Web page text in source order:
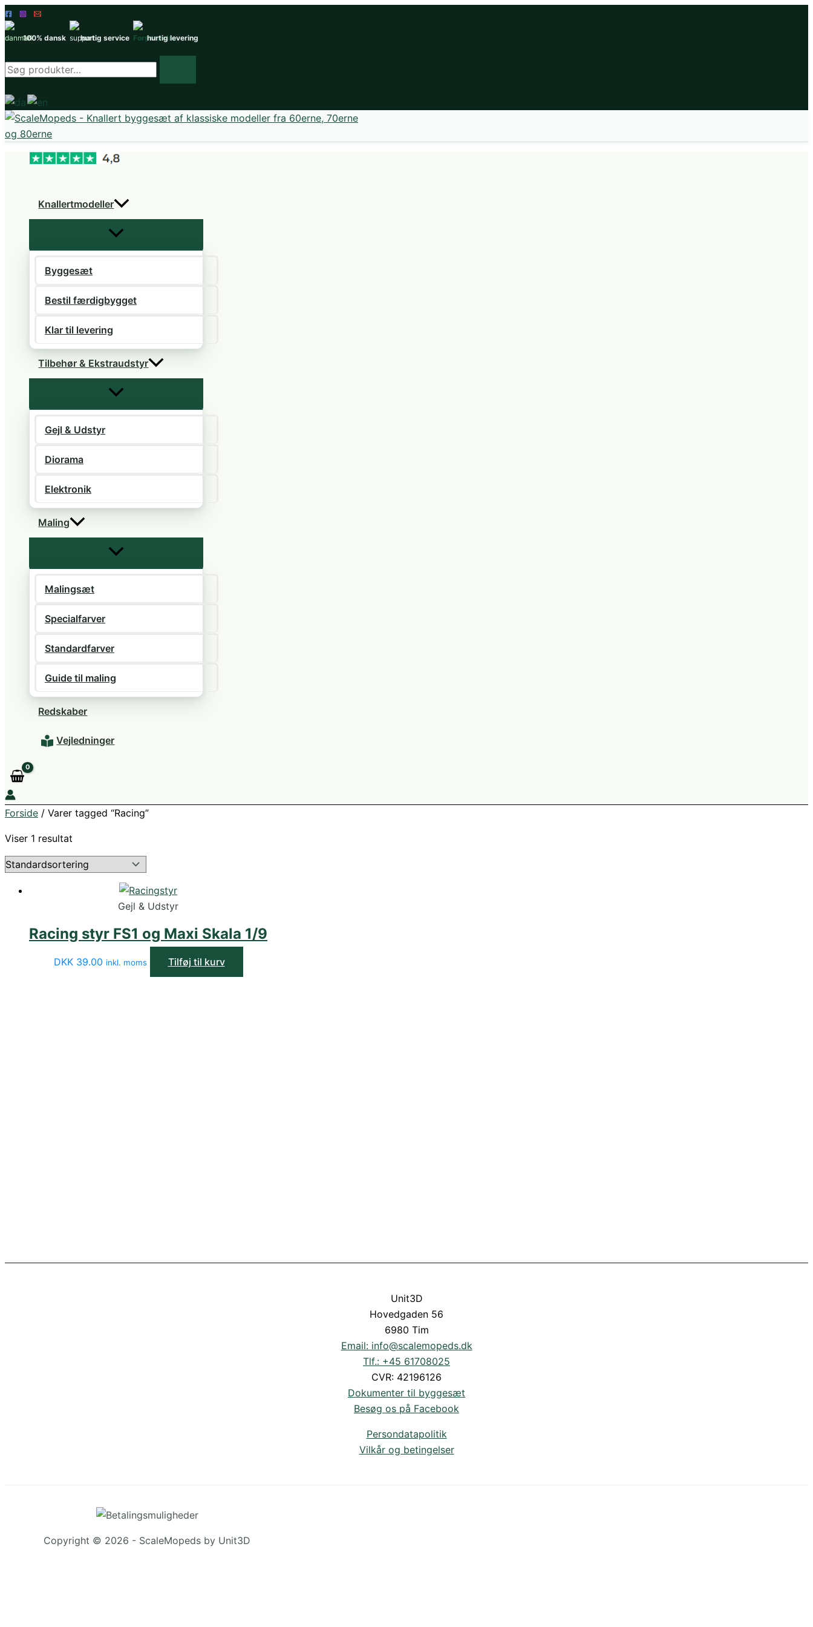
Gå
til
indholdet
100% dansk hurtig service hurtig levering
Søg
efter
produkter
Knallertmodeller
Byggesæt
Bestil færdigbygget
Klar til levering
Tilbehør & Ekstraudstyr
Gejl & Udstyr
Diorama
Elektronik
Maling
Malingsæt
Specialfarver
Standardfarver
Guide til maling
Redskaber
Vejledninger
Forside / Varer tagged “Racing”
Viser 1 resultat
Gejl & Udstyr
Racing styr FS1 og Maxi Skala 1/9
DKK 39.00 inkl. moms Tilføj til kurv
Unit3D
Hovedgaden 56
6980 Tim
Email: info@scalemopeds.dk
Tlf.: +45 61708025
CVR: 42196126
Dokumenter til byggesæt
Besøg os på Facebook
Persondatapolitik
Vilkår og betingelser
Copyright © 2026 - ScaleMopeds by Unit3D